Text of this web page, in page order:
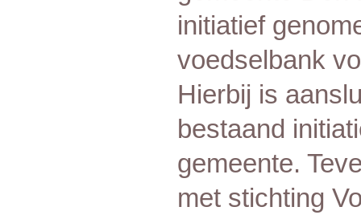
initiatief
voedselbank
Hierbij is
bestaand
gemeente.
met stichting